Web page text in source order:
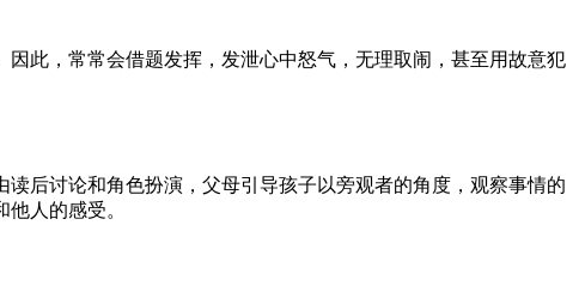
此，常常会借题发挥，发泄心中怒气，无理取闹，甚至用故意犯
后讨论和角色扮演，父母引导孩子以旁观者的角度，观察事情的
人的感受。